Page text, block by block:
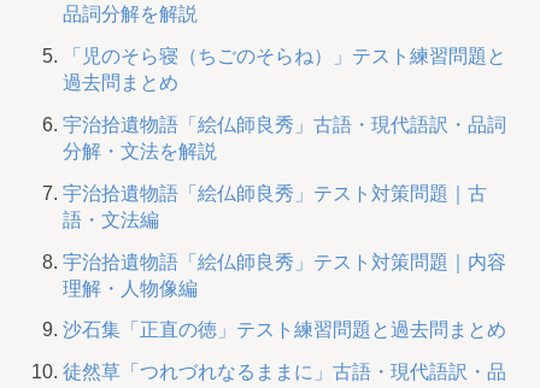
品詞分解を解説
「児のそら寝（ちごのそらね）」テスト練習問題と
過去問まとめ
宇治拾遺物語「絵仏師良秀」古語・現代語訳・品詞
分解・文法を解説
宇治拾遺物語「絵仏師良秀」テスト対策問題｜古
語・文法編
宇治拾遺物語「絵仏師良秀」テスト対策問題｜内容
理解・人物像編
沙石集「正直の徳」テスト練習問題と過去問まとめ
徒然草「つれづれなるままに」古語・現代語訳・品